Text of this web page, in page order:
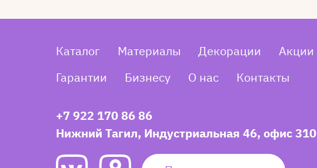
Каталог Материалы Декорации Акции
Гарантии
Бизнесу О нас Контакты
+7 922 170 86 86
Нижний Тагил, Индустриальная 46, офис 310